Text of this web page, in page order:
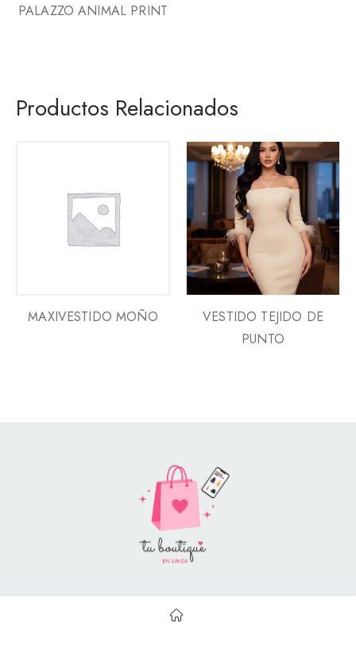
PALAZZO ANIMAL PRINT
Productos Relacionados
MAXIVESTIDO MOÑO
VESTIDO TEJIDO DE
PUNTO